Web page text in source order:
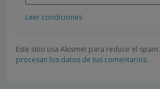
Leer condiciones
Este sitio usa Akismet para reducir el spam.
procesan los datos de tus comentarios.